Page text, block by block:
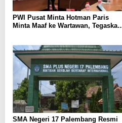
PWI Pusat Minta Hotman Paris
Minta Maaf ke Wartawan, Tegaskan
SMA Negeri 17 Palembang Resmi